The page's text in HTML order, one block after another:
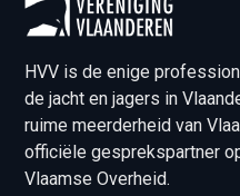
HVV is de enige
de jacht en jagers in
ruime meerderheid van
officiële gesprekspartner
Vlaamse Overheid.